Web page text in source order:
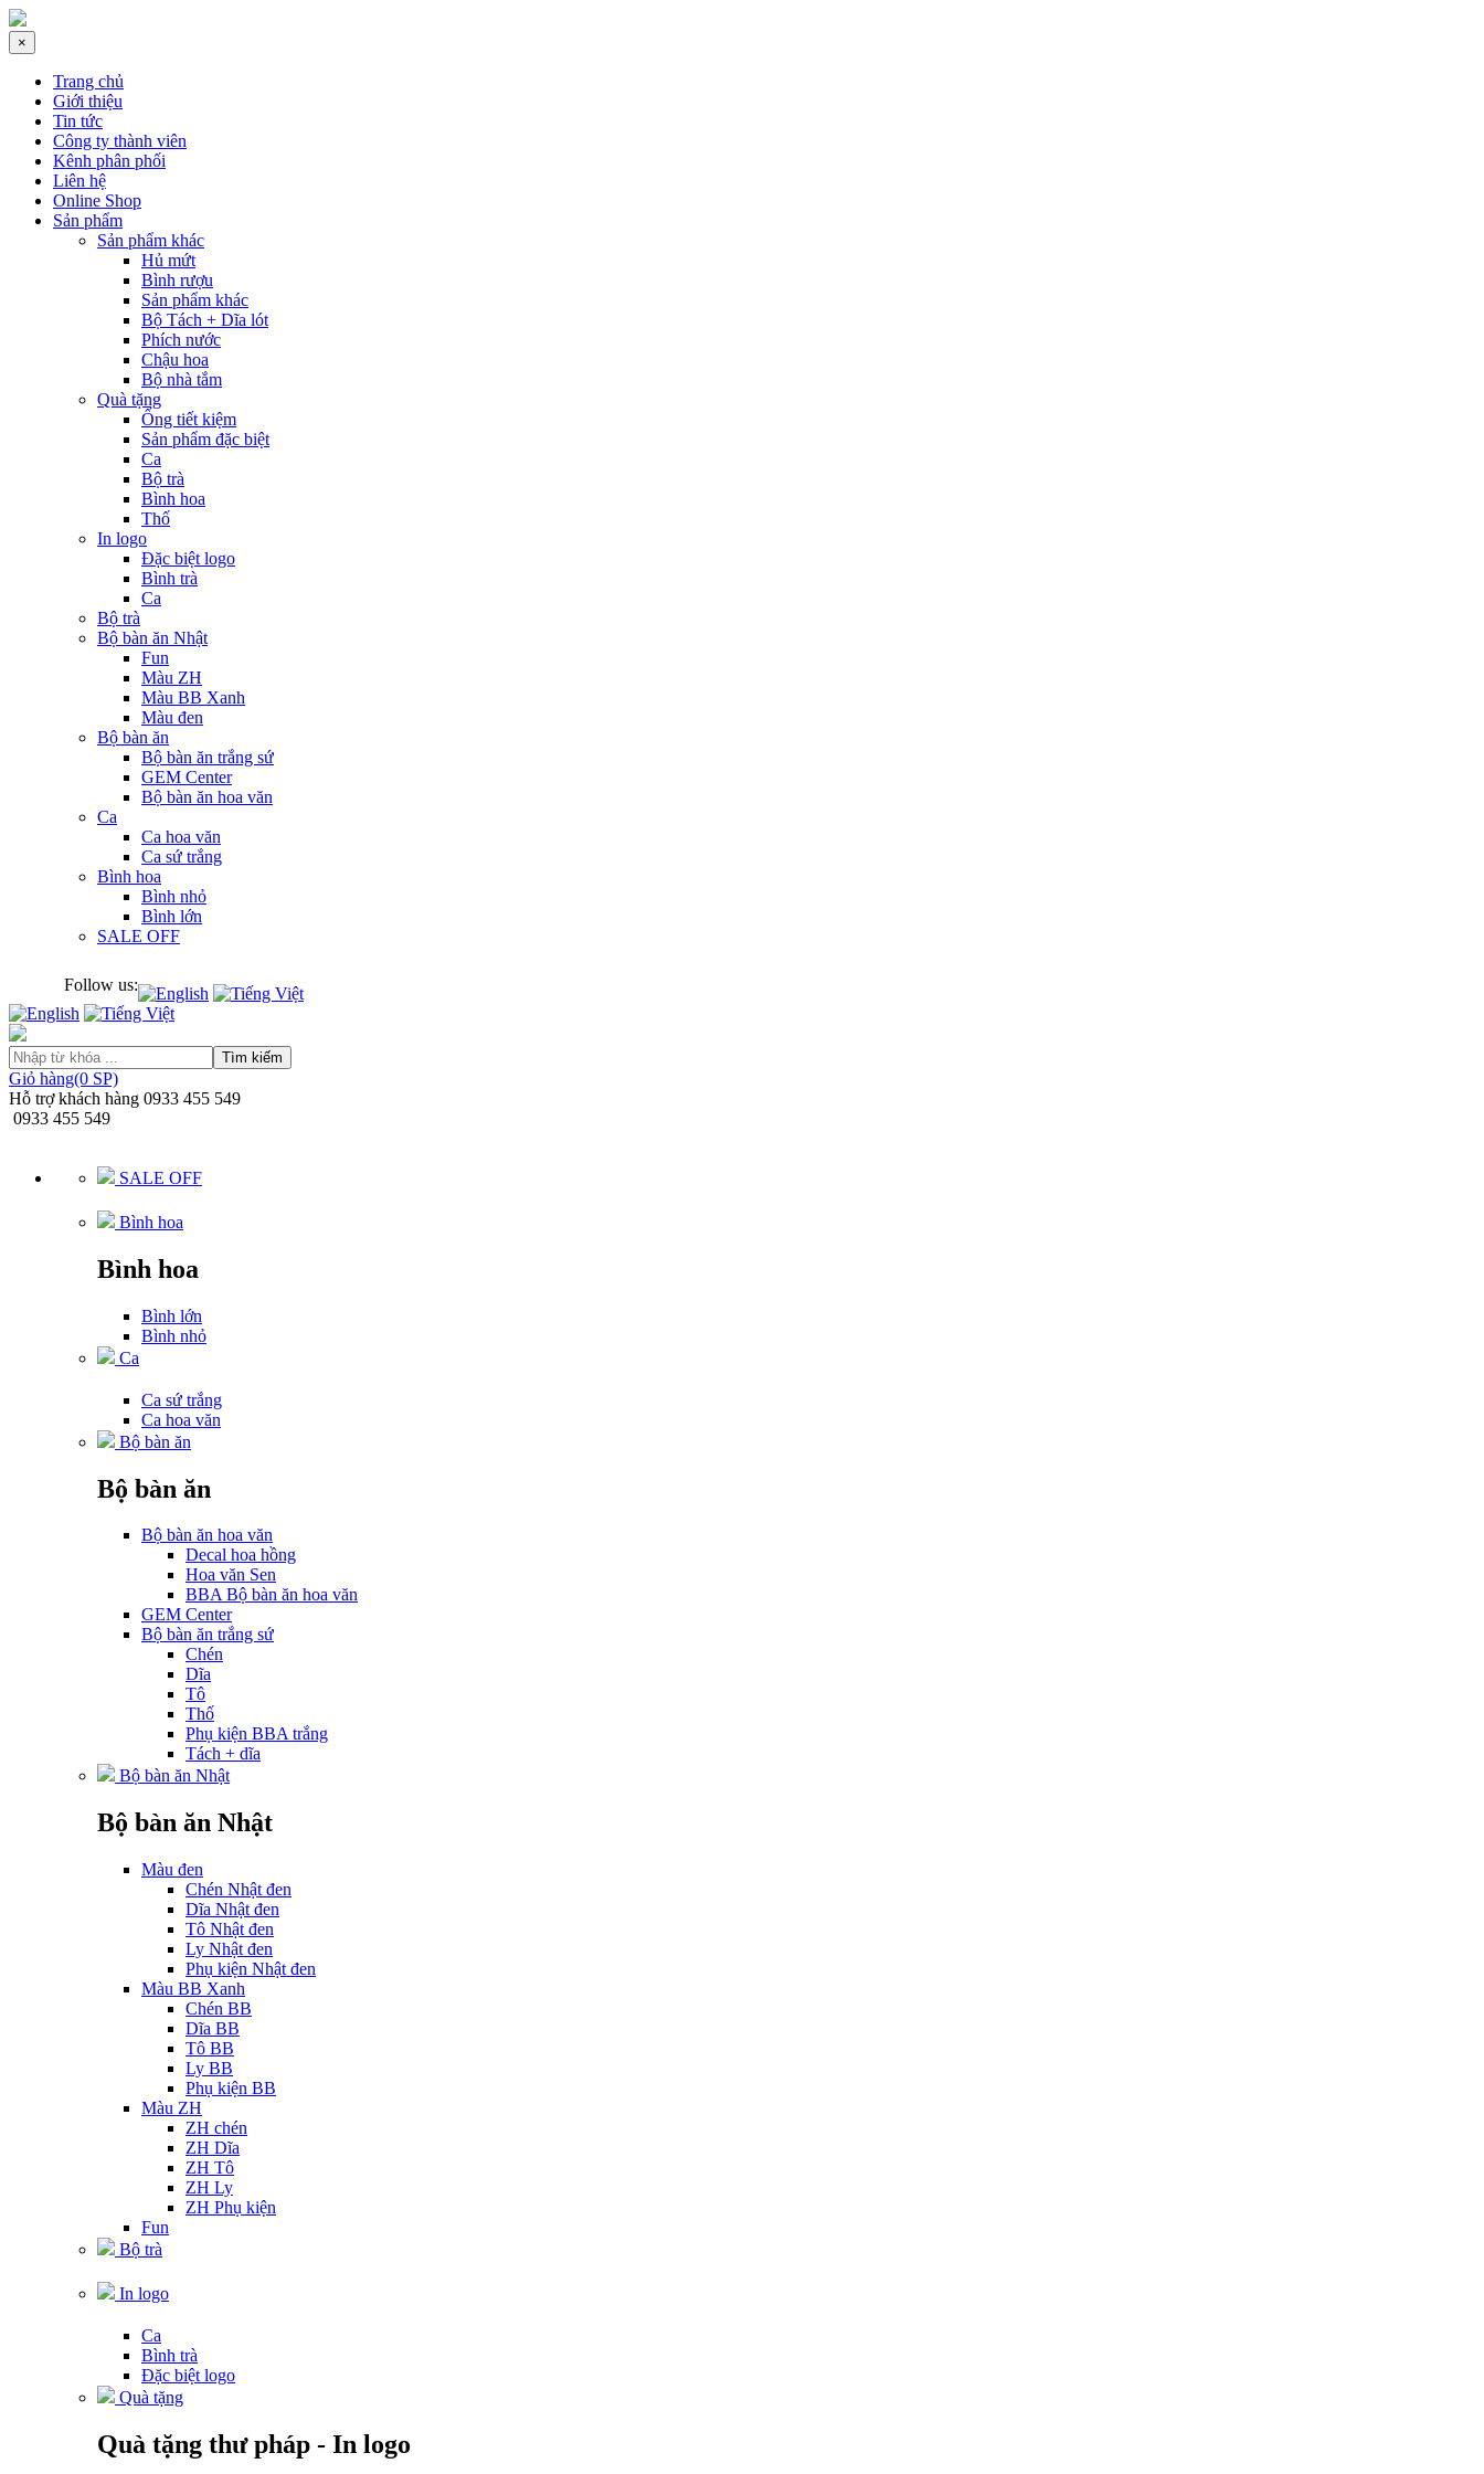
×
Trang chủ
Giới thiệu
Tin tức
Công ty thành viên
Kênh phân phối
Liên hệ
Online Shop
Sản phẩm
Sản phẩm khác
Hủ mứt
Bình rượu
Sản phẩm khác
Bộ Tách + Dĩa lót
Phích nước
Chậu hoa
Bộ nhà tắm
Quà tặng
Ống tiết kiệm
Sản phẩm đặc biệt
Ca
Bộ trà
Bình hoa
Thố
In logo
Đặc biệt logo
Bình trà
Ca
Bộ trà
Bộ bàn ăn Nhật
Fun
Màu ZH
Màu BB Xanh
Màu đen
Bộ bàn ăn
Bộ bàn ăn trắng sứ
GEM Center
Bộ bàn ăn hoa văn
Ca
Ca hoa văn
Ca sứ trắng
Bình hoa
Bình nhỏ
Bình lớn
SALE OFF
Follow us:
Tìm kiếm
Giỏ hàng(0 SP)
Hỗ trợ khách hàng 0933 455 549
0933 455 549
SALE OFF
Bình hoa
Bình hoa
Bình lớn
Bình nhỏ
Ca
Ca sứ trắng
Ca hoa văn
Bộ bàn ăn
Bộ bàn ăn
Bộ bàn ăn hoa văn
Decal hoa hồng
Hoa văn Sen
BBA Bộ bàn ăn hoa văn
GEM Center
Bộ bàn ăn trắng sứ
Chén
Dĩa
Tô
Thố
Phụ kiện BBA trắng
Tách + dĩa
Bộ bàn ăn Nhật
Bộ bàn ăn Nhật
Màu đen
Chén Nhật đen
Dĩa Nhật đen
Tô Nhật đen
Ly Nhật đen
Phụ kiện Nhật đen
Màu BB Xanh
Chén BB
Dĩa BB
Tô BB
Ly BB
Phụ kiện BB
Màu ZH
ZH chén
ZH Dĩa
ZH Tô
ZH Ly
ZH Phụ kiện
Fun
Bộ trà
In logo
Ca
Bình trà
Đặc biệt logo
Quà tặng
Quà tặng thư pháp - In logo